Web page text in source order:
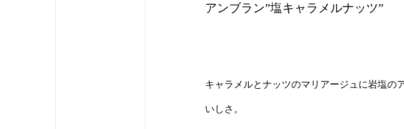
アンブラン”塩キャラメルナッツ”
キャラメルとナッツのマリアージュに岩塩の
いしさ。